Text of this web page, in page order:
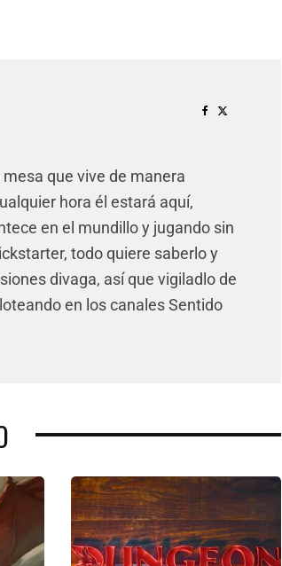
que vive de manera
hora él estará aquí,
en el mundillo y jugando sin
todo quiere saberlo y
divaga, así que vigiladlo de
en los canales Sentido